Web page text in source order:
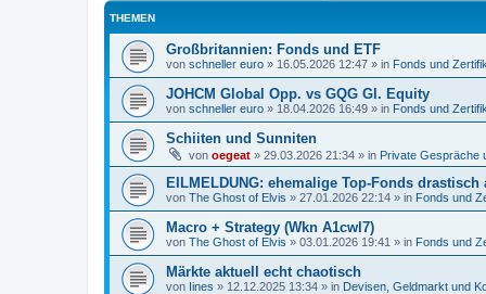
THEMEN
Großbritannien: Fonds und ETF
von schneller euro » 16.05.2026 12:47 » in Fonds und
JOHCM Global Opp. vs GQG Gl. Equity
von schneller euro » 18.04.2026 16:49 » in Fonds und
Schiiten und Sunniten
von oegeat » 29.03.2026 21:34 » in Private Gespräche
EILMELDUNG: ehemalige Top-Fonds
von The Ghost of Elvis » 27.01.2026 22:14 » in Fonds und
Macro + Strategy (Wkn A1cwl7)
von The Ghost of Elvis » 03.01.2026 19:41 » in Fonds und
Märkte aktuell echt chaotisch
von Iines » 12.12.2025 13:34 » in Devisen, Geldmarkt und